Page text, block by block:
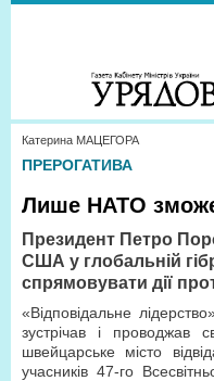
Катерина МАЦЕГОРА
ПРЕРОГАТИВА
Лише НАТО зможе
Президент Петро
США у глобальній
спрямовувати дії
«Відповідальне
зустрічав і проводжав
швейцарське місто
учасників 47-го